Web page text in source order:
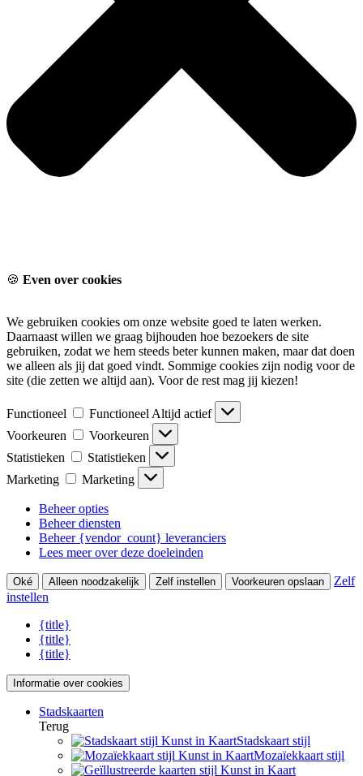
🍪 Even over cookies
We gebruiken cookies om onze website goed te laten werken.
Daarnaast willen we graag bijhouden hoe bezoekers de site
gebruiken, zodat we hem steeds beter kunnen maken, maar dat doen
we alleen als jij dat goed vindt. Sommige cookies zijn nodig voor de
site (die zetten we altijd aan). Voor de rest mag jij kiezen!
Functioneel Functioneel Altijd actief
Voorkeuren
Voorkeuren
Statistieken
Statistieken
Marketing
Marketing
Beheer opties
Beheer diensten
Beheer {vendor_count} leveranciers
Lees meer over deze doeleinden
Oké Alleen noodzakelijk Zelf instellen Voorkeuren opslaan
Zelf
instellen
{title}
{title}
{title}
Informatie over cookies
Stadskaarten
Terug
Stadskaart stijl
Mozaïekkaart stijl